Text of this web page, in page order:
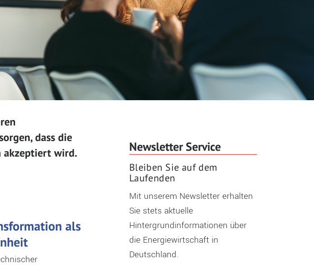
dass die
akzeptiert wird.
als
Newsletter Service
Bleiben Sie auf dem
Laufenden
Mit unserem Newsletter erhalten
Sie stets aktuelle
Hintergrundinformationen über
die Energiewirtschaft in
Deutschland.